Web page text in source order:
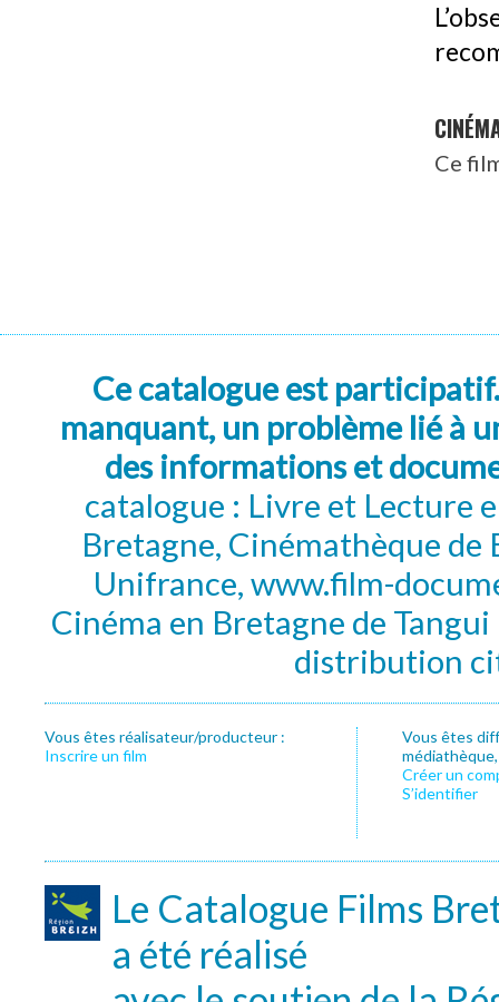
Ce
Ce catalogue est
manquant, un problème lié à
des informations et
catalogue : Livre et Lecture
Bretagne, Cinémathèque de
Unifrance, www.film-
Cinéma en Bretagne de
distribution
Vous êtes réalisateur/producteur :
Inscrire un film
Vous êtes
Créer un
S’identifier
Le Catalogue Films
a été réalisé